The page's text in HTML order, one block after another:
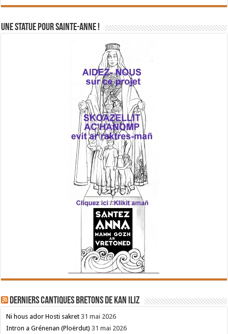
Une statue pour Sainte-Anne !
Derniers cantiques bretons de Kan Iliz
Ni hous ador Hosti sakret 31 mai 2026
Intron a Grénenan (Ploërdut) 31 mai 2026